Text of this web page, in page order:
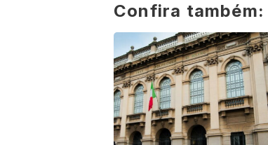
Confira também: